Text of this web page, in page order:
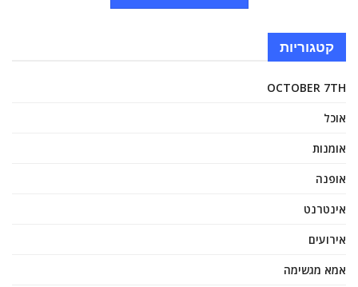
קטגוריות
OCTOBER 7TH
אוכל
אומנות
אופנה
אינטרנט
אירועים
אמא מגשימה